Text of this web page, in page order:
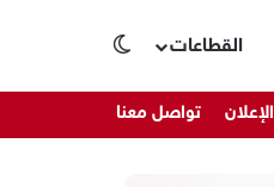
القطاعات
الإعلان تواصل معنا